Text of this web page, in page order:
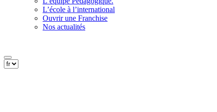
L’école à l’international
Ouvrir une Franchise
Nos actualités